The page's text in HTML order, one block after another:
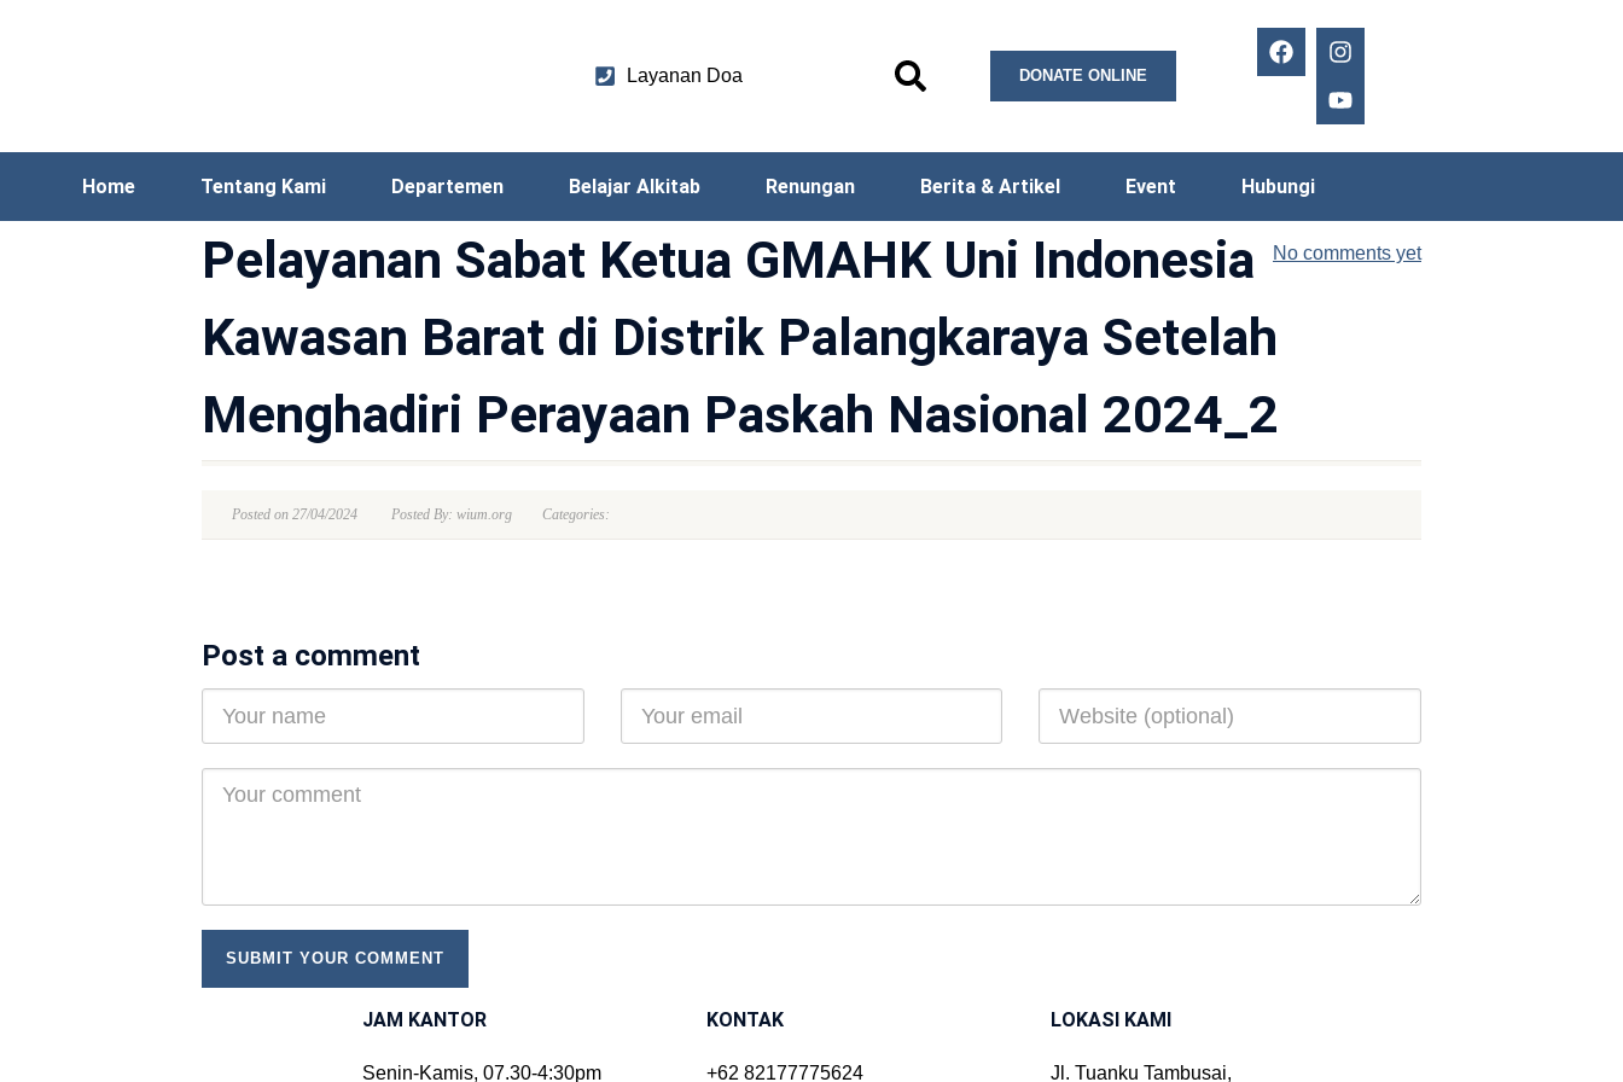
Layanan Doa DONATE ONLINE
Home Tentang Kami Departemen Belajar Alkitab Renungan Berita & Artikel Event Hubungi
No comments yet
Pelayanan Sabat Ketua GMAHK Uni Indonesia
Kawasan Barat di Distrik Palangkaraya Setelah
Menghadiri Perayaan Paskah Nasional 2024_2
Posted on 27/04/2024 Posted By: wium.org Categories:
Post a comment
JAM KANTOR
Senin-Kamis, 07.30-4:30pm
KONTAK
+62 82177775624
LOKASI KAMI
Jl. Tuanku Tambusai,